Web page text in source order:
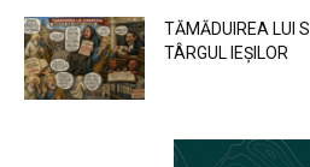
TĂMĂDUIREA LUI
TÂRGUL IEȘILOR